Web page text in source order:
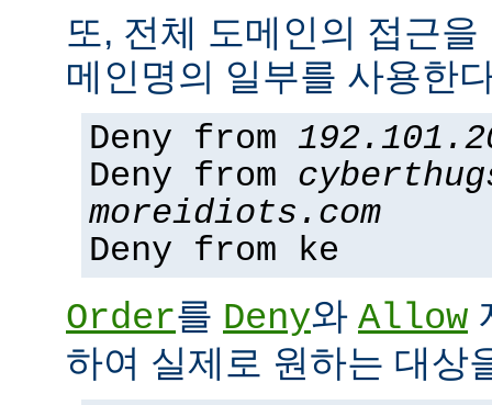
또, 전체 도메인의 접근
메인명의 일부를 사용한
Deny from
Deny from
moreidiots.com
Deny from ke
Order를 Deny와 Allow
하여 실제로 원하는 대상